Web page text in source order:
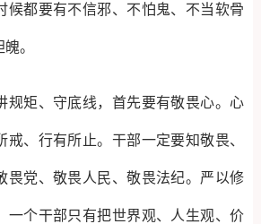
候都要有不信邪、不怕鬼、不当软骨
。
矩、守底线，首先要有敬畏心。心
戒、行有所止。干部一定要知敬畏、
畏党、敬畏人民、敬畏法纪。严以修
一个干部只有把世界观、人生观、价